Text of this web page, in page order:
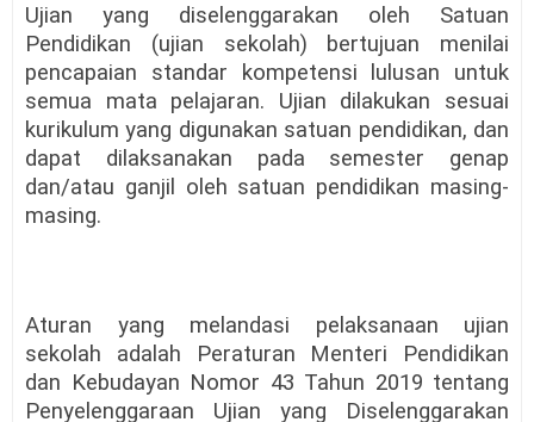
Ujian yang diselenggarakan oleh Satuan
Pendidikan (ujian sekolah) bertujuan menilai
pencapaian standar kompetensi lulusan untuk
semua mata pelajaran. Ujian dilakukan sesuai
kurikulum yang digunakan satuan pendidikan, dan
dapat dilaksanakan pada semester genap
dan/atau ganjil oleh satuan pendidikan masing-
masing.
Aturan yang melandasi pelaksanaan ujian
sekolah adalah Peraturan Menteri Pendidikan
dan Kebudayan Nomor 43 Tahun 2019 tentang
Penyelenggaraan Ujian yang Diselenggarakan